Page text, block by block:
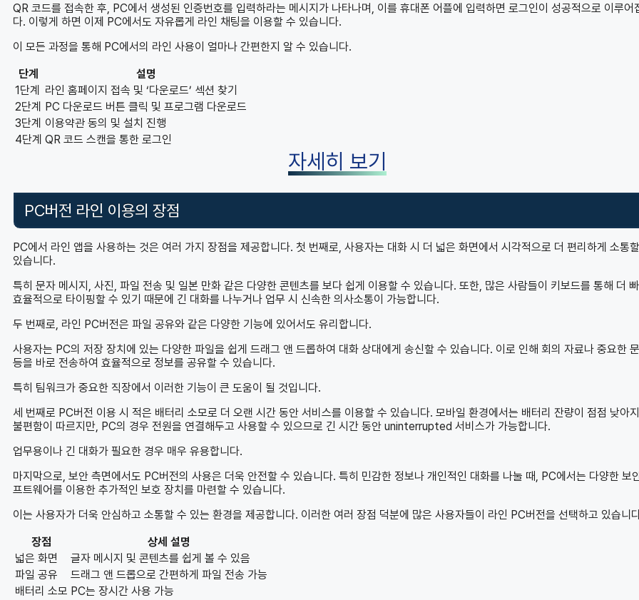
QR 코드를 접속한 후, PC에서 생성된 인증번호를 입력하라는 메시지가 나타나며, 이를 휴대폰 어플에 입력하면 로그인이 성공적으로 이루어
다. 이렇게 하면 이제 PC에서도 자유롭게 라인 채팅을 이용할 수 있습니다.
이 모든 과정을 통해 PC에서의 라인 사용이 얼마나 간편한지 알 수 있습니다.
단계
설명
1단계
라인 홈페이지 접속 및 ‘다운로드’ 섹션 찾기
2단계 PC 다운로드 버튼 클릭 및 프로그램 다운로드
3단계 이용약관 동의 및 설치 진행
4단계 QR 코드 스캔을 통한 로그인
자세히 보기
PC버전 라인 이용의 장점
PC에서 라인 앱을 사용하는 것은 여러 가지 장점을 제공합니다. 첫 번째로, 사용자는 대화 시 더 넓은 화면에서 시각적으로 더 편리하게 소통
있습니다.
특히 문자 메시지, 사진, 파일 전송 및 일본 만화 같은 다양한 콘텐츠를 보다 쉽게 이용할 수 있습니다. 또한, 많은 사람들이 키보드를 통해 더
효율적으로 타이핑할 수 있기 때문에 긴 대화를 나누거나 업무 시 신속한 의사소통이 가능합니다.
두 번째로, 라인 PC버전은 파일 공유와 같은 다양한 기능에 있어서도 유리합니다.
사용자는 PC의 저장 장치에 있는 다양한 파일을 쉽게 드래그 앤 드롭하여 대화 상대에게 송신할 수 있습니다. 이로 인해 회의 자료나 중요한
등을 바로 전송하여 효율적으로 정보를 공유할 수 있습니다.
특히 팀워크가 중요한 직장에서 이러한 기능이 큰 도움이 될 것입니다.
세 번째로 PC버전 이용 시 적은 배터리 소모로 더 오랜 시간 동안 서비스를 이용할 수 있습니다. 모바일 환경에서는 배터리 잔량이 점점 낮아
불편함이 따르지만, PC의 경우 전원을 연결해두고 사용할 수 있으므로 긴 시간 동안 uninterrupted 서비스가 가능합니다.
업무용이나 긴 대화가 필요한 경우 매우 유용합니다.
마지막으로, 보안 측면에서도 PC버전의 사용은 더욱 안전할 수 있습니다. 특히 민감한 정보나 개인적인 대화를 나눌 때, PC에서는 다양한 보
프트웨어를 이용한 추가적인 보호 장치를 마련할 수 있습니다.
이는 사용자가 더욱 안심하고 소통할 수 있는 환경을 제공합니다. 이러한 여러 장점 덕분에 많은 사용자들이 라인 PC버전을 선택하고 있습니
장점
상세 설명
넓은 화면
글자 메시지 및 콘텐츠를 쉽게 볼 수 있음
파일 공유
드래그 앤 드롭으로 간편하게 파일 전송 가능
배터리 소모 PC는 장시간 사용 가능